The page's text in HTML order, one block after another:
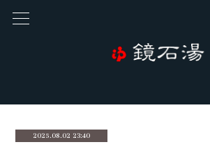
2025.08.02 23:40